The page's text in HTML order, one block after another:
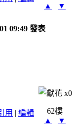
▲
▼
09:49 發表
x0
用 | 編輯
62樓
▲
▼